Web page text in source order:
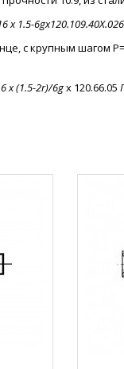
х 1.5-6gx120.109.40X.026
с крупным шагом
х (1.5-2r)/6gх 120.66.05